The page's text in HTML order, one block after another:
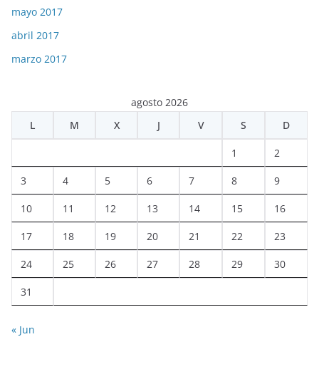
mayo 2017
abril 2017
marzo 2017
agosto 2026
L
M X J V S D
1 2
3 4 5 6 7 8 9
10 11 12 13 14 15 16
17 18 19 20 21 22 23
24 25 26 27 28 29 30
31
« Jun